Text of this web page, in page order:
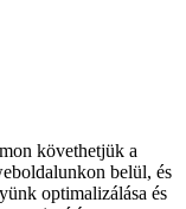
követhetjük a
belül, és
optimalizálása és